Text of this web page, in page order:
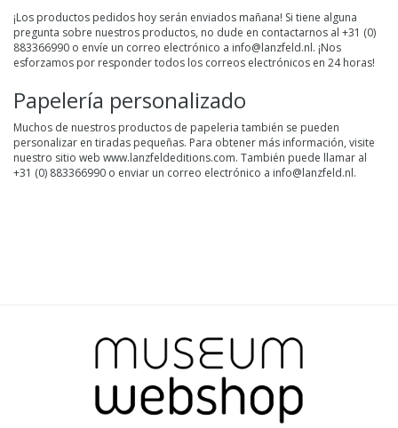
¡Los productos pedidos hoy serán enviados mañana! Si tiene alguna
pregunta sobre nuestros productos, no dude en contactarnos al +31 (0)
883366990 o envíe un correo electrónico a info@lanzfeld.nl. ¡Nos
esforzamos por responder todos los correos electrónicos en 24 horas!
Papelería personalizado
Muchos de nuestros productos de papeleria también se pueden
personalizar en tiradas pequeñas. Para obtener más información, visite
nuestro sitio web www.lanzfeldeditions.com. También puede llamar al
+31 (0) 883366990 o enviar un correo electrónico a info@lanzfeld.nl.